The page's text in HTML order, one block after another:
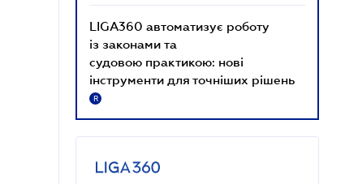
LIGA360 автоматизує роботу
із законами та
судовою практикою: нові
інструменти для точніших рішень
R